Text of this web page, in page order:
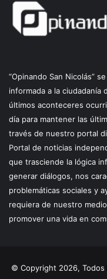
“Opinando San Nicolás”
informada a la ciudadanía
últimos aconteceres
día para mantener las
través de nuestro portal
Portal de noticias
que trasciende la lógica
generar diálogos, nos
problemáticas sociales y
requiera de nuestro
promover una vida en
© Copyright 2026,